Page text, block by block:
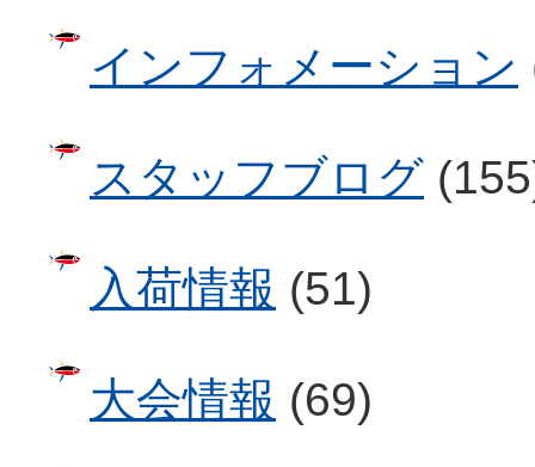
インフォメーション
スタッフブログ
入荷情報 (51)
大会情報 (69)